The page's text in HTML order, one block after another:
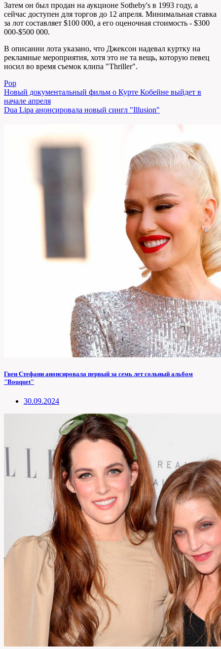
Затем он был продан на аукционе Sotheby's в 1993 году, а
сейчас доступен для торгов до 12 апреля. Минимальная ставка
за лот составляет $100 000, а его оценочная стоимость - $300
000-$500 000.
В описании лота указано, что Джексон надевал куртку на
рекламные мероприятия, хотя это не та вещь, которую певец
носил во время съемок клипа "Thriller".
Pop
Навигация
по
Новый документальный фильм о Курте Кобейне выйдет в
начале апреля
Dua Lipa анонсировала новый сингл "Illusion"
Гвен Стефани анонсировала первый за семь лет сольный альбом
"Bouquet"
30.09.2024